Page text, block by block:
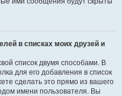
в списках моих друзей и
список двумя способами. В
для его добавления в список
сделать это прямо из вашего
имени пользователя. Вы